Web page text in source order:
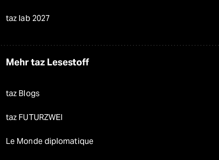
taz lab 2027
Mehr taz Lesestoff
taz Blogs
taz FUTURZWEI
Le Monde diplomatique